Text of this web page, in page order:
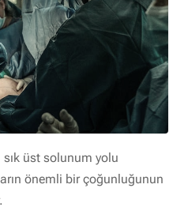
üst solunum yolu
önemli bir çoğunluğunun